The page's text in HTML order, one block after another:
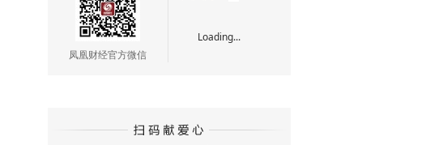
凤凰财经官方微信
Loading...